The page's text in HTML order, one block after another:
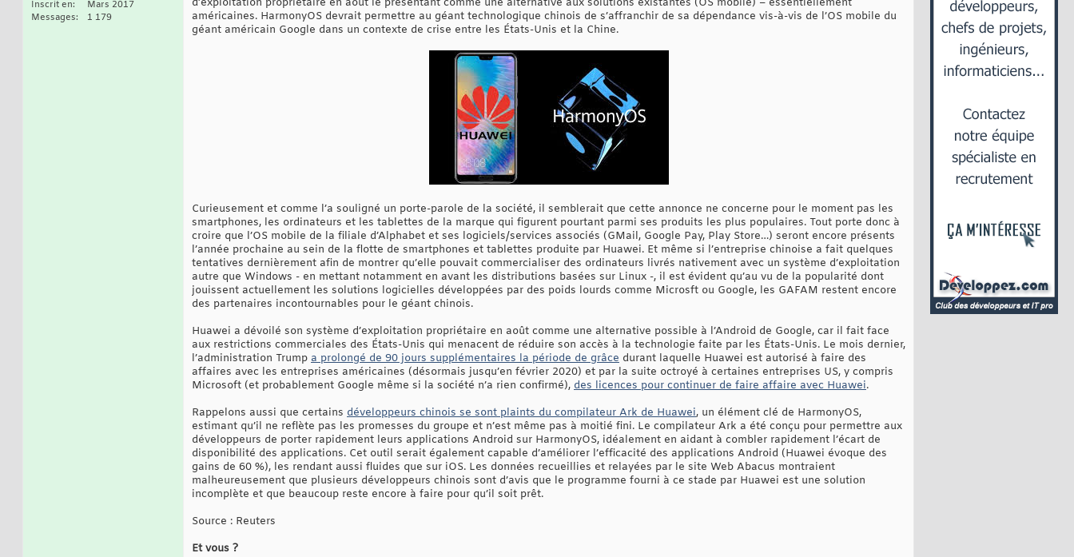
Inscrit en
Mars 2017
Messages
1 179
d’exploitation propriétaire en aout le présentant comme une alternative aux solutions existantes (OS mobile) – essentiellement
américaines. HarmonyOS devrait permettre au géant technologique chinois de s’affranchir de sa dépendance vis-à-vis de l’OS mobile du
géant américain Google dans un contexte de crise entre les États-Unis et la Chine.
Curieusement et comme l’a souligné un porte-parole de la société, il semblerait que cette annonce ne concerne pour le moment pas les
smartphones, les ordinateurs et les tablettes de la marque qui figurent pourtant parmi ses produits les plus populaires. Tout porte donc à
croire que l’OS mobile de la filiale d’Alphabet et ses logiciels/services associés (GMail, Google Pay, Play Store…) seront encore présents
l’année prochaine au sein de la flotte de smartphones et tablettes produite par Huawei. Et même si l’entreprise chinoise a fait quelques
tentatives dernièrement afin de montrer qu’elle pouvait commercialiser des ordinateurs livrés nativement avec un système d’exploitation
autre que Windows - en mettant notamment en avant les distributions basées sur Linux -, il est évident qu’au vu de la popularité dont
jouissent actuellement les solutions logicielles développées par des poids lourds comme Microsft ou Google, les GAFAM restent encore
des partenaires incontournables pour le géant chinois.
Huawei a dévoilé son système d’exploitation propriétaire en août comme une alternative possible à l’Android de Google, car il fait face
aux restrictions commerciales des États-Unis qui menacent de réduire son accès à la technologie faite par les États-Unis. Le mois dernier,
l’administration Trump a prolongé de 90 jours supplémentaires la période de grâce durant laquelle Huawei est autorisé à faire des
affaires avec les entreprises américaines (désormais jusqu’en février 2020) et par la suite octroyé à certaines entreprises US, y compris
Microsoft (et probablement Google même si la société n’a rien confirmé), des licences pour continuer de faire affaire avec Huawei.
Rappelons aussi que certains développeurs chinois se sont plaints du compilateur Ark de Huawei, un élément clé de HarmonyOS,
estimant qu’il ne reflète pas les promesses du groupe et n’est même pas à moitié fini. Le compilateur Ark a été conçu pour permettre aux
développeurs de porter rapidement leurs applications Android sur HarmonyOS, idéalement en aidant à combler rapidement l’écart de
disponibilité des applications. Cet outil serait également capable d’améliorer l’efficacité des applications Android (Huawei évoque des
gains de 60 %), les rendant aussi fluides que sur iOS. Les données recueillies et relayées par le site Web Abacus montraient
malheureusement que plusieurs développeurs chinois sont d’avis que le programme fourni à ce stade par Huawei est une solution
incomplète et que beaucoup reste encore à faire pour qu’il soit prêt.
Source : Reuters
Et vous ?